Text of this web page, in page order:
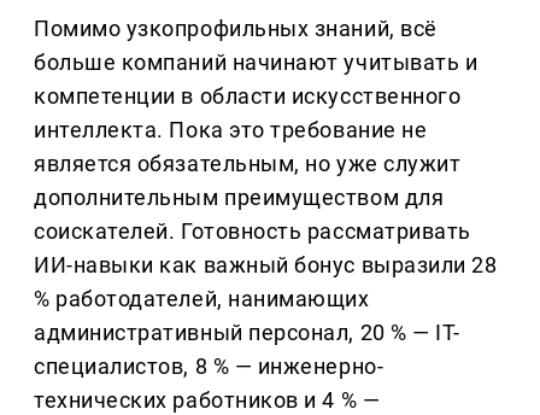
Помимо узкопрофильных знаний, всё
больше компаний начинают учитывать и
компетенции в области искусственного
интеллекта. Пока это требование не
является обязательным, но уже служит
дополнительным преимуществом для
соискателей. Готовность рассматривать
ИИ-навыки как важный бонус выразили 28
% работодателей, нанимающих
административный персонал, 20 % — IT-
специалистов, 8 % — инженерно-
технических работников и 4 % —